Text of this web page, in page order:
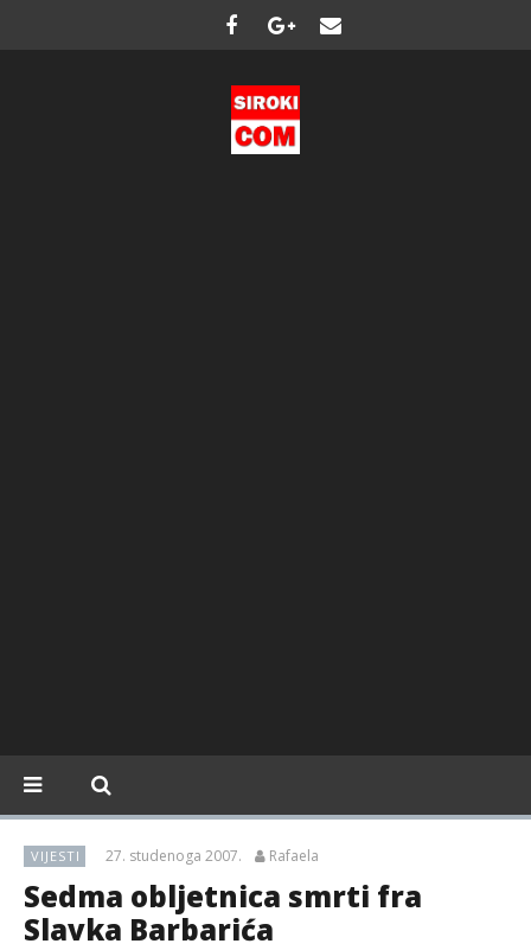
VIJESTI 27. studenoga 2007. Rafaela
Sedma obljetnica smrti fra
Slavka Barbarića